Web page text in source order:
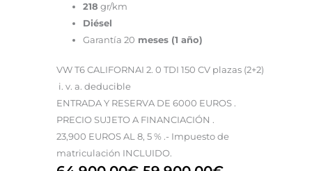
218 gr/km
Diésel
Garantía 20 meses (1 año)
VW T6 CALIFORNAI 2. 0 TDI 150 CV plazas (2+2)
i. v. a. deducible
ENTRADA Y RESERVA DE 6000 EUROS .
PRECIO SUJETO A FINANCIACIÓN .
23,900 EUROS AL 8, 5 % .- Impuesto de
matriculación INCLUIDO.